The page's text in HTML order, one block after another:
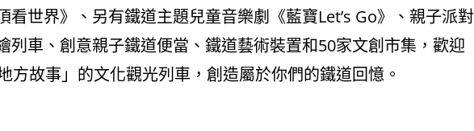
世界》、另有鐵道主題兒童音樂劇《藍寶Let’s Go》、親子派對
列車、創意親子鐵道便當、鐵道藝術裝置和50家文創市集，歡迎
故事」的文化觀光列車，創造屬於你們的鐵道回憶。